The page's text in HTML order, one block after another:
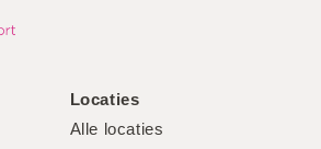
Locaties
Alle locaties